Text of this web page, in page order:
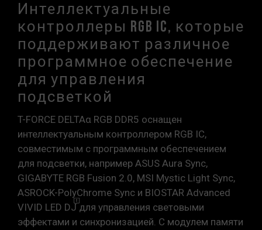
Интеллектуальные
контроллеры RGB IC, которые
поддерживают различное
программное обеспечение
для управления
подсветкой
T-FORCE DELTAα RGB DDR5 оснащен
интеллектуальным контроллером RGB IC,
совместимым с программным обеспечением
для подсветки, например ASUS Aura Sync,
GIGABYTE RGB Fusion 2.0, MSI Mystic Light Sync,
ASROCK-PolyChrome Sync и BIOSTAR Advanced
VIVID LED DJдля управления световыми
эффектами и синхронизацией. С модулем памяти